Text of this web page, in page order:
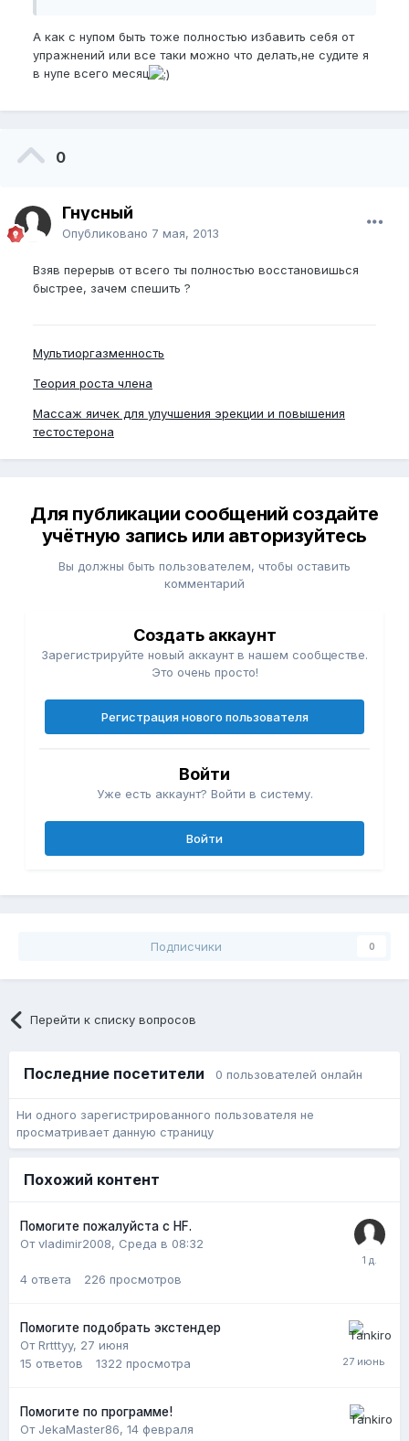
А как с нупом быть тоже полностью избавить себя от
упражнений или все таки можно что делать,не судите я
в нупе всего месяц
0
Гнусный
Опубликовано 7 мая, 2013
Взяв перерыв от всего ты полностью восстановишься
быстрее, зачем спешить ?
Мультиоргазменность
Теория роста члена
Массаж яичек для улучшения эрекции и повышения
тестостерона
Для публикации сообщений создайте
учётную запись или авторизуйтесь
Вы должны быть пользователем, чтобы оставить
комментарий
Создать аккаунт
Зарегистрируйте новый аккаунт в нашем сообществе.
Это очень просто!
Регистрация нового пользователя
Войти
Уже есть аккаунт? Войти в систему.
Войти
Подписчики 0
Перейти к списку вопросов
Последние посетители 0 пользователей онлайн
Ни одного зарегистрированного пользователя не
просматривает данную страницу
Похожий контент
Помогите пожалуйста с HF.
От vladimir2008, Среда в 08:32
4 ответа 226 просмотров
Помогите подобрать экстендер
От Rrtttyy, 27 июня
15 ответов 1322 просмотра
Помогите по программе!
От JekaMaster86, 14 февраля